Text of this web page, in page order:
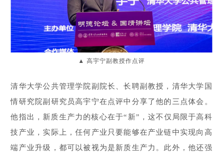
▲ 高宇宁副教授作点评
清华大学公共管理学院副院长、长聘副教授，清华大学国
情研究院副研究员高宇宁在点评中分享了他的三点体会。
他指出，新质生产力的核心在于“新”，这不仅局限于高科
技产业，实际上，任何产业只要能够在产业链中实现向高
端产业升级，都可以被视为是新质生产力。此外，他还强